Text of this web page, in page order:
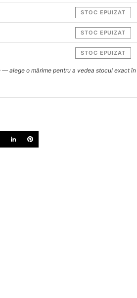
STOC EPUIZAT
STOC EPUIZAT
STOC EPUIZAT
— alege o mărime pentru a vedea stocul exact în